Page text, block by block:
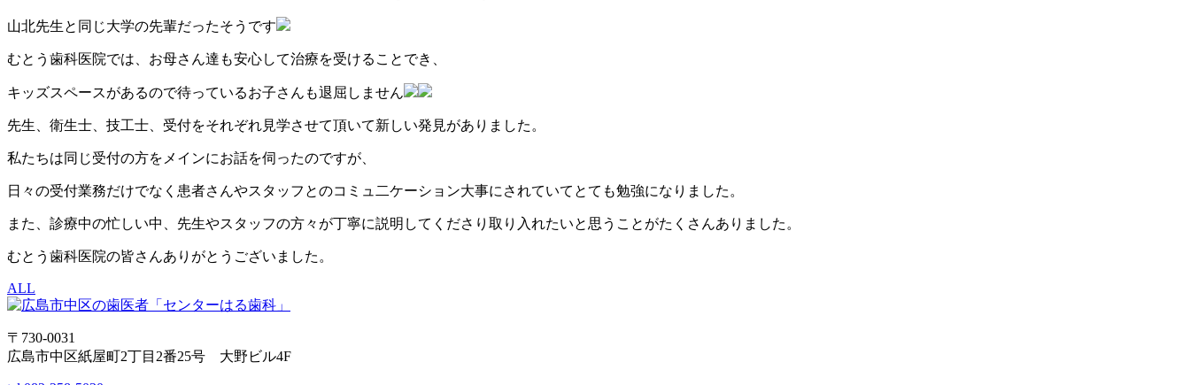
山北先生と同じ大学の先輩だったそうです
むとう歯科医院では、お母さん達も安心して治療を受けることでき、
キッズスペースがあるので待っているお子さんも退屈しません
先生、衛生士、技工士、受付をそれぞれ見学させて頂いて新しい発見がありました。
私たちは同じ受付の方をメインにお話を伺ったのですが、
日々の受付業務だけでなく患者さんやスタッフとのコミュ二ケーション大事にされていてとても勉強になりました。
また、診療中の忙しい中、先生やスタッフの方々が丁寧に説明してくださり取り入れたいと思うことがたくさんありました。
むとう歯科医院の皆さんありがとうございました。
ALL
〒730-0031
広島市中区紙屋町2丁目2番25号 大野ビル4F